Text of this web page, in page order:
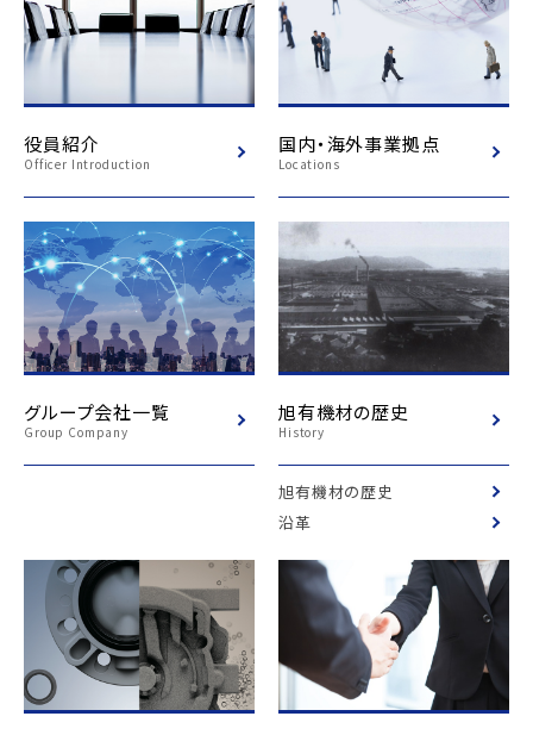
役員紹介
Officer Introduction
国内・海外事業拠点
Locations
グループ会社一覧
Group Company
旭有機材の歴史
History
旭有機材の歴史
沿革